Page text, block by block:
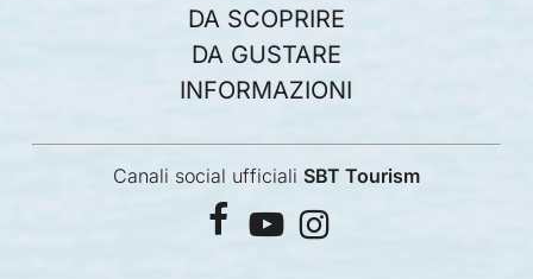
DA SCOPRIRE
DA GUSTARE
INFORMAZIONI
Canali social ufficiali SBT Tourism
facebook
youtubeinstagram